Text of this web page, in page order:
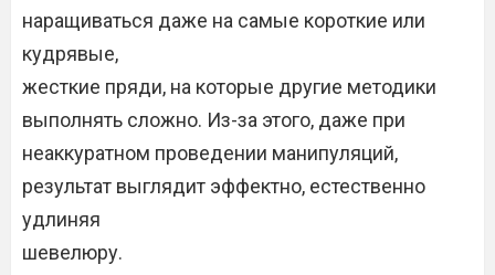
наращиваться даже на самые короткие или
кудрявые,
жесткие пряди, на которые другие методики
выполнять сложно. Из-за этого, даже при
неаккуратном проведении манипуляций,
результат выглядит эффектно, естественно
удлиняя
шевелюру.